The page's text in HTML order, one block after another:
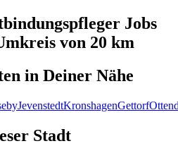
Jobs
von 20 km
in Deiner Nähe
JevenstedtKronshagenGettorf
Stadt